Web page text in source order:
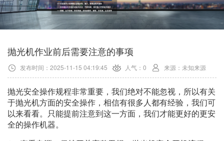
抛光机作业前后需要注意的事项
发布时间：2025-11-15 04:19:45 人气：0 来源：未知来源
抛光安全操作规程非常重要，我们绝对不能忽视，所以有关
于抛光机方面的安全操作，相信有很多人都有经验，我们可
以来看看。只能提前注意到这一方面，我们才能更好的更安
全的操作机器。